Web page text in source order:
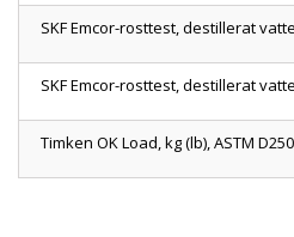
SKF Emcor-rosttest, destillerat
SKF Emcor-rosttest, destillerat
Timken OK Load, kg (lb), ASTM